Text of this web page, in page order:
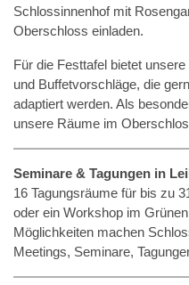
Schlossinnenhof mit
Oberschloss einladen.
Für die Festtafel bietet
und Buffetvorschläge, die
adaptiert werden. Als
unsere Räume im
Seminare & Tagungen in
16 Tagungsräume für bis zu
oder ein Workshop im
Möglichkeiten machen
Meetings, Seminare,